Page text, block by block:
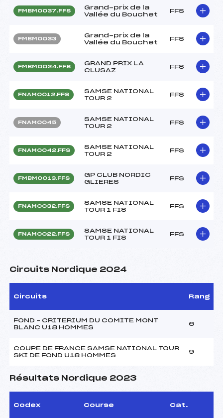
FMBM0037.FFS
Grand-prix de la
Vallée du Bouchet
FFS
FMBM0033
Grand-prix de la
Vallée du Bouchet
FFS
FMBM0024.FFS
GRAND PRIX LA
CLUSAZ
FFS
FNAM0012.FFS
SAMSE NATIONAL
TOUR 2
FFS
FNAM0045
SAMSE NATIONAL
TOUR 2
FFS
FNAM0042.FFS
SAMSE NATIONAL
TOUR 2
FFS
FMBM0013.FFS
GP CLUB NORDIC
GLIERES
FFS
FNAM0032.FFS
SAMSE NATIONAL
TOUR 1 FIS
FFS
FNAM0022.FFS
SAMSE NATIONAL
TOUR 1 FIS
FFS
Circuits Nordique 2024
Circuits Rang
FOND – CRITERIUM DU COMITE MONT
BLANC U18 HOMMES
6
COUPE DE FRANCE SAMSE NATIONAL TOUR
SKI DE FOND U18 HOMMES
9
Résultats Nordique 2023
Codex Course Cat.